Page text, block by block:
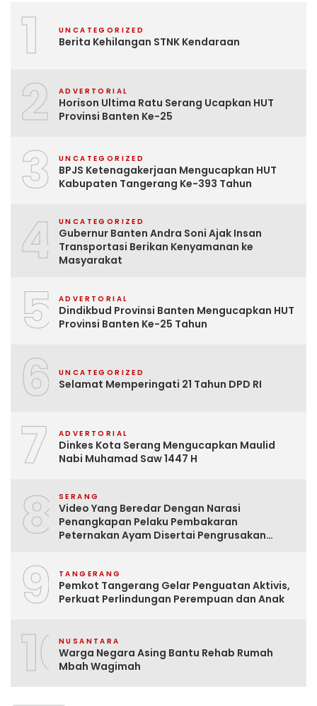
1 UNCATEGORIZED
Berita Kehilangan STNK Kendaraan
2 ADVERTORIAL
Horison Ultima Ratu Serang Ucapkan HUT
Provinsi Banten Ke-25
3 UNCATEGORIZED
BPJS Ketenagakerjaan Mengucapkan HUT
Kabupaten Tangerang Ke-393 Tahun
4 UNCATEGORIZED
Gubernur Banten Andra Soni Ajak Insan
Transportasi Berikan Kenyamanan ke
Masyarakat
5 ADVERTORIAL
Dindikbud Provinsi Banten Mengucapkan HUT
Provinsi Banten Ke-25 Tahun
6 UNCATEGORIZED
Selamat Memperingati 21 Tahun DPD RI
7 ADVERTORIAL
Dinkes Kota Serang Mengucapkan Maulid
Nabi Muhamad Saw 1447 H
8 SERANG
Video Yang Beredar Dengan Narasi
Penangkapan Pelaku Pembakaran
Peternakan Ayam Disertai Pengrusakan
9 TANGERANG
Pemkot Tangerang Gelar Penguatan Aktivis,
Perkuat Perlindungan Perempuan dan Anak
10NUSANTARA
Warga Negara Asing Bantu Rehab Rumah
Mbah Wagimah